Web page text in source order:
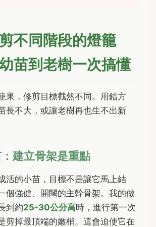
不同階段的燈籠
苗到老樹一次搞懂
果，修剪目標截然不同。用錯方
長不大，或讓老樹再也生不出新
建立骨架是重點
活的小苗，目標不是讓它馬上結
個強健、開闊的主幹骨架。我的做
到約25-30公分高時，進行第一次
剪掉最頂端的嫩梢。這會迫使它在